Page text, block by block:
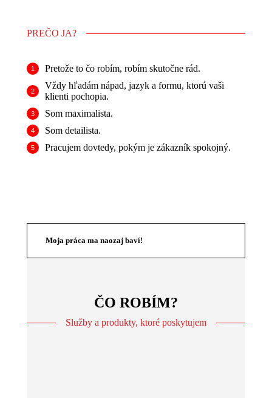
PREČO JA?
Pretože to čo robím, robím skutočne rád.
Vždy hľadám nápad, jazyk a formu, ktorú vaši
klienti pochopia.
Som maximalista.
Som detailista.
Pracujem dovtedy, pokým je zákazník spokojný.
Moja práca ma naozaj baví!
ČO ROBÍM?
Služby a produkty, ktoré poskytujem